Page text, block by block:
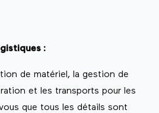
:
de matériel, la gestion de
et les transports pour les
que tous les détails sont